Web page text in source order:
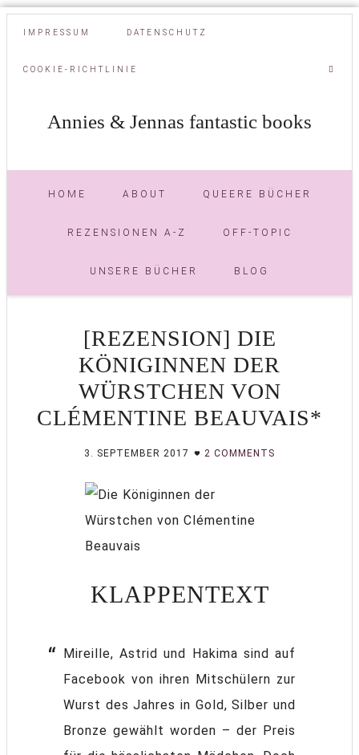
IMPRESSUM DATENSCHUTZ
COOKIE-RICHTLINIE
Annies & Jennas fantastic books
HOME ABOUT QUEERE BÜCHER
REZENSIONEN A-Z OFF-TOPIC
UNSERE BÜCHER BLOG
[REZENSION] DIE
KÖNIGINNEN DER
WÜRSTCHEN VON
CLÉMENTINE BEAUVAIS*
3. SEPTEMBER 2017 2 COMMENTS
KLAPPENTEXT
Mireille, Astrid und Hakima sind auf
Facebook von ihren Mitschülern zur
Wurst des Jahres in Gold, Silber und
Bronze gewählt worden – der Preis